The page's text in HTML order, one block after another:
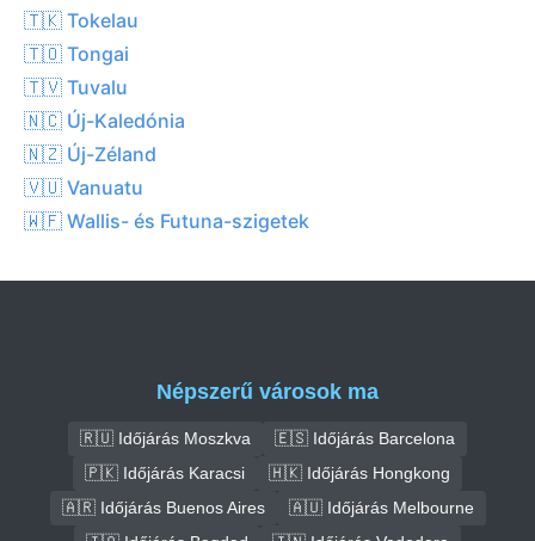
🇹🇰 Tokelau
🇹🇴 Tongai
🇹🇻 Tuvalu
🇳🇨 Új-Kaledónia
🇳🇿 Új-Zéland
🇻🇺 Vanuatu
🇼🇫 Wallis- és Futuna-szigetek
Népszerű városok ma
🇷🇺 Időjárás Moszkva
🇪🇸 Időjárás Barcelona
🇵🇰 Időjárás Karacsi
🇭🇰 Időjárás Hongkong
🇦🇷 Időjárás Buenos Aires
🇦🇺 Időjárás Melbourne